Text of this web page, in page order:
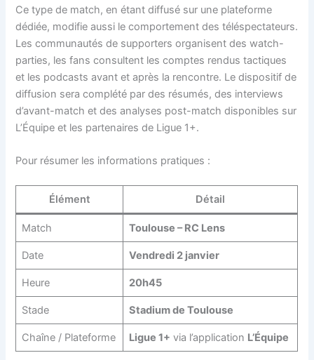
Ce type de match, en étant diffusé sur une plateforme
dédiée, modifie aussi le comportement des téléspectateurs.
Les communautés de supporters organisent des watch-
parties, les fans consultent les comptes rendus tactiques
et les podcasts avant et après la rencontre. Le dispositif de
diffusion sera complété par des résumés, des interviews
d’avant-match et des analyses post-match disponibles sur
L’Équipe et les partenaires de Ligue 1+.
Pour résumer les informations pratiques :
Élément Détail
Match Toulouse – RC Lens
Date Vendredi 2 janvier
Heure 20h45
Stade Stadium de Toulouse
Chaîne / Plateforme Ligue 1+ via l’application L’Équipe